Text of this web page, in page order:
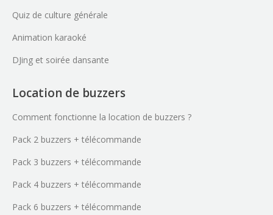
Quiz de culture générale
Animation karaoké
DJing et soirée dansante
Location de buzzers
Comment fonctionne la location de buzzers ?
Pack 2 buzzers + télécommande
Pack 3 buzzers + télécommande
Pack 4 buzzers + télécommande
Pack 6 buzzers + télécommande